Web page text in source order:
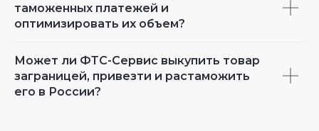
таможенных платежей и
оптимизировать их объем?
Может ли ФТС-Сервис выкупить товар
заграницей, привезти и растаможить
его в России?